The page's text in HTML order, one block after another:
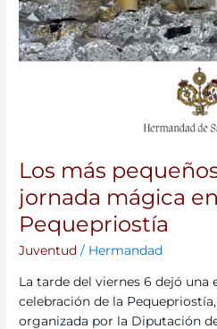
Los más
jornada mágica
Pequepriostía
Juventud / Hermandad
La tarde del viernes 6 dejó una
celebración de la
organizada por la Diputación